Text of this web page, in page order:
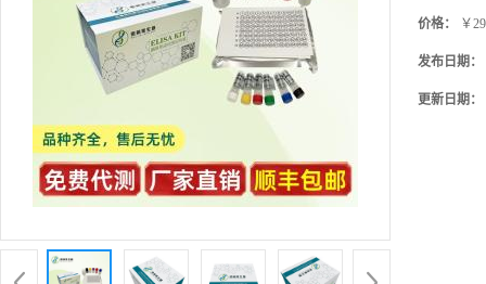
价格： ￥
发布日期：
更新日期：